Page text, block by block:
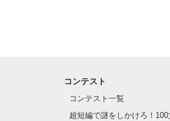
コンテスト
コンテスト一覧
超短編で謎をしかけろ！100